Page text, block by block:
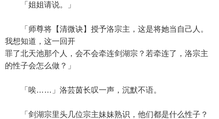
「姐姐请说。」
「师尊将【清微诀】授予洛宗主，这是将她当自己人。
我想知道，这一回开
罪了北天池那个人，会不会牵连剑湖宗？若牵连了，洛宗主
的性子会怎么做？」
「唉……」洛芸茵长叹一声，沉默不语。
「剑湖宗里头几位宗主妹妹熟识，他们都是什么性子？